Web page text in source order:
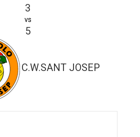
3
vs
5
C.W.SANT JOSEP